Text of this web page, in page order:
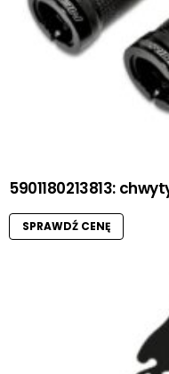
5901180213813:
SPRAWDŹ CENĘ